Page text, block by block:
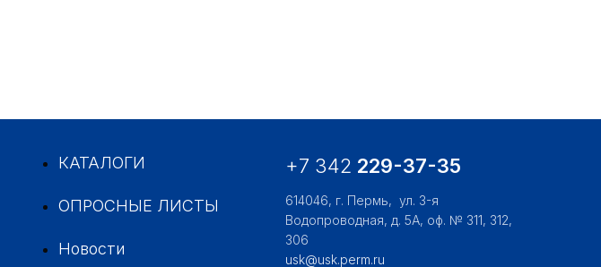
КАТАЛОГИ
ОПРОСНЫЕ ЛИСТЫ
Новости
+7 342 229-37-35
614046, г. Пермь, ул. 3-я
Водопроводная, д. 5А, оф. № 311, 312,
306
usk@usk.perm.ru